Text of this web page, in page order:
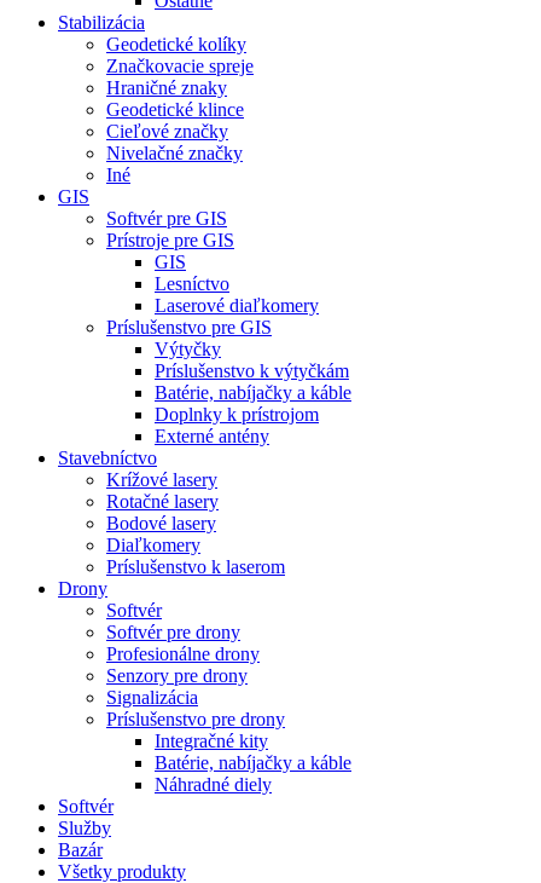
Stabilizácia
Geodetické kolíky
Značkovacie spreje
Hraničné znaky
Geodetické klince
Cieľové značky
Nivelačné značky
Iné
GIS
Softvér pre GIS
Prístroje pre GIS
GIS
Lesníctvo
Laserové diaľkomery
Príslušenstvo pre GIS
Výtyčky
Príslušenstvo k výtyčkám
Batérie, nabíjačky a káble
Doplnky k prístrojom
Externé antény
Stavebníctvo
Krížové lasery
Rotačné lasery
Bodové lasery
Diaľkomery
Príslušenstvo k laserom
Drony
Softvér
Softvér pre drony
Profesionálne drony
Senzory pre drony
Signalizácia
Príslušenstvo pre drony
Integračné kity
Batérie, nabíjačky a káble
Náhradné diely
Softvér
Služby
Bazár
Všetky produkty